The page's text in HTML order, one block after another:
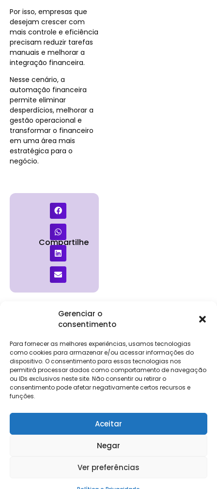
Gerenciar o
consentimento
Para fornecer as melhores experiências, usamos tecnologias
como cookies para armazenar e/ou acessar informações do
dispositivo. O consentimento para essas tecnologias nos
permitirá processar dados como comportamento de navegação
ou IDs exclusivos neste site. Não consentir ou retirar o
consentimento pode afetar negativamente certos recursos e
funções.
Aceitar
Negar
Ver preferências
Por isso, empresas que
desejam crescer com
mais controle e eficiência
precisam reduzir tarefas
manuais e melhorar a
integração financeira.
Nesse cenário, a
automação financeira
permite eliminar
desperdícios, melhorar a
gestão operacional e
transformar o financeiro
em uma área mais
estratégica para o
negócio.
Compartilhe
Institucional
Trabalhe
Conosco
Contato
Relatório de
Salarial
Clientes
Login
Eventos
Contábeis
Holos
NG Essence
Soluções
DP e RH
NG Folha
eKeep
FisCo
Keevo Software | CNPJ: 14.766.429/0001-07
Rua Rio de Janeiro, 1462 – Lourdes, Belo Horizonte – MG, 30160-042